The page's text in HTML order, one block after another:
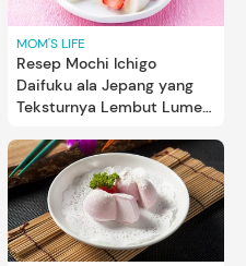
MOM'S LIFE
Resep Mochi Ichigo
Daifuku ala Jepang yang
Teksturnya Lembut Lumer